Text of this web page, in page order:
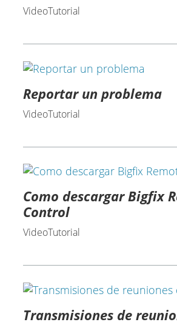
VideoTutorial
Reportar un problema
VideoTutorial
Como descargar Bigfix
Control
VideoTutorial
Transmisiones de